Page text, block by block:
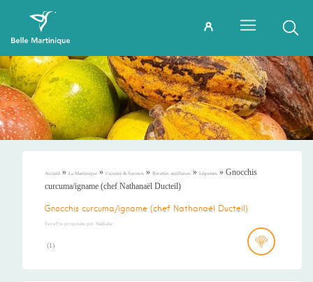
Accueil » La Martinique » Cuisine & Saveurs » Recettes antillaises » Légumes » Gnocchis
curcuma/igname (chef Nathanaël Ducteil)
Gnocchis curcuma/igname (chef Nathanaël Ducteil)
Recette proposée par Nathalie
(1)